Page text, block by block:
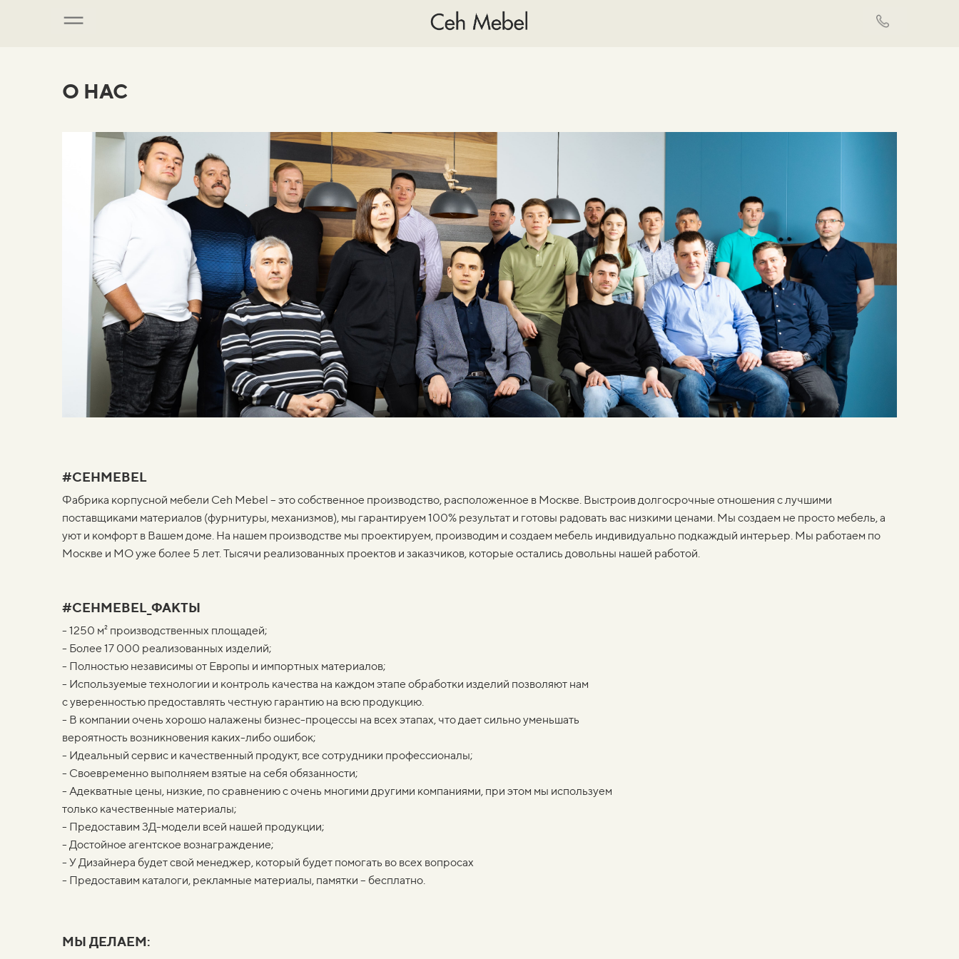
О НАС
#CEHMEBEL
Фабрика корпусной мебели Ceh Mebel – это собственное производство, расположенное в Москве. Выстроив долгосрочные отношения с лучшими
поставщиками материалов (фурнитуры, механизмов), мы гарантируем 100% результат и готовы радовать вас низкими ценами. Мы создаем не просто мебель, а
уют и комфорт в Вашем доме. На нашем производстве мы проектируем, производим и создаем мебель индивидуально подкаждый интерьер. Мы работаем по
Москве и МО уже более 5 лет. Тысячи реализованных проектов и заказчиков, которые остались довольны нашей работой.
#CEHMEBEL_ФАКТЫ
- 1250 м² производственных площадей;
- Более 17 000 реализованных изделий;
- Полностью независимы от Европы и импортных материалов;
- Используемые технологии и контроль качества на каждом этапе обработки изделий позволяют нам
с уверенностью предоставлять честную гарантию на всю продукцию.
- В компании очень хорошо налажены бизнес-процессы на всех этапах, что дает сильно уменьшать
вероятность возникновения каких-либо ошибок;
- Идеальный сервис и качественный продукт, все сотрудники профессионалы;
- Своевременно выполняем взятые на себя обязанности;
- Адекватные цены, низкие, по сравнению с очень многими другими компаниями, при этом мы используем
только качественные материалы;
- Предоставим 3Д-модели всей нашей продукции;
- Достойное агентское вознаграждение;
- У Дизайнера будет свой менеджер, который будет помогать во всех вопросах
- Предоставим каталоги, рекламные материалы, памятки – бесплатно.
МЫ ДЕЛАЕМ: